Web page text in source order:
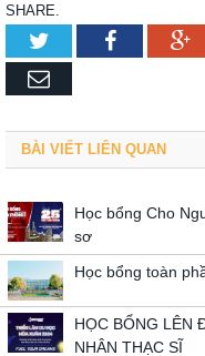
SHARE.
TwitterFacebook
Email
BÀI VIẾT LIÊN QUAN
Học bổng Cho
sơ
Học bổng toàn
HỌC BỔNG LÊN
NHÂN THẠC SĨ